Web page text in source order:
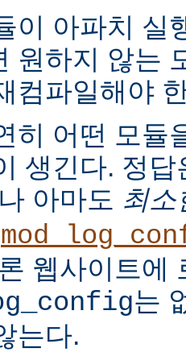
이 아파치 실
원하지 않는
컴파일해야
히 어떤 모듈
생긴다. 정
아마도 최소
웹사이트에
는
는다.